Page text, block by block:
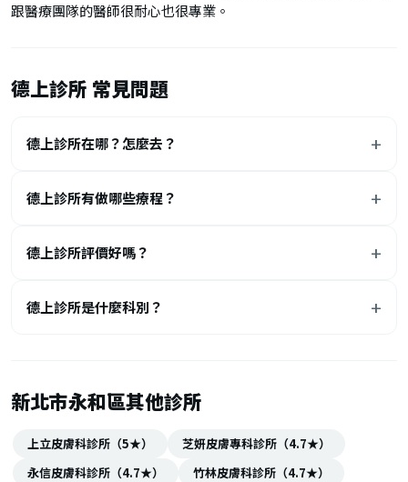
跟醫療團隊的醫師很耐心也很專業。
德上診所 常見問題
德上診所在哪？怎麼去？
德上診所有做哪些療程？
德上診所評價好嗎？
德上診所是什麼科別？
新北市永和區其他診所
上立皮膚科診所（5★）
芝妍皮膚專科診所（4.7★）
永信皮膚科診所（4.7★）
竹林皮膚科診所（4.7★）